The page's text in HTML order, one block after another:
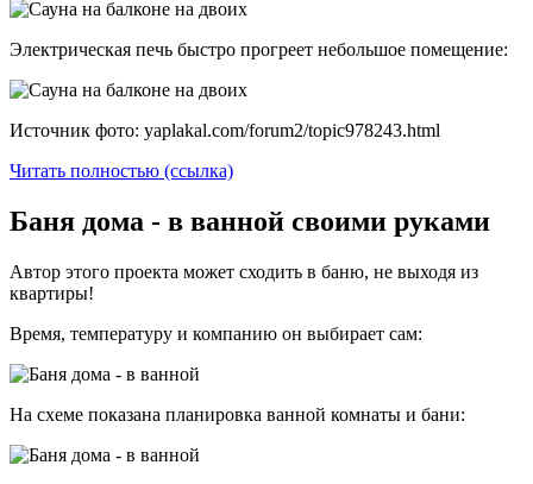
Электрическая печь быстро прогреет небольшое помещение:
Источник фото: yaplakal.com/forum2/topic978243.html
Читать полностью (ссылка)
Баня дома - в ванной своими руками
Автор этого проекта может сходить в баню, не выходя из
квартиры!
Время, температуру и компанию он выбирает сам:
На схеме показана планировка ванной комнаты и бани: